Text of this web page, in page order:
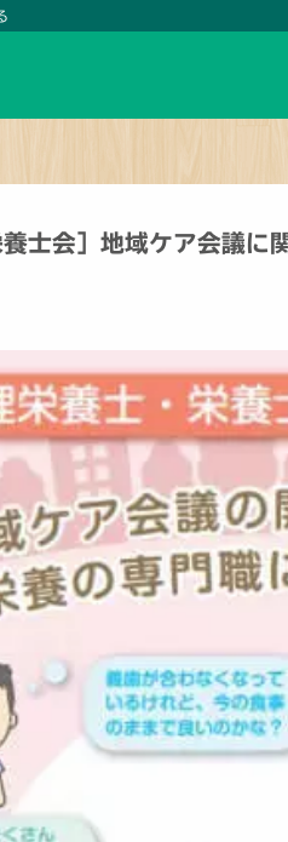
養士会］地域ケア会議に